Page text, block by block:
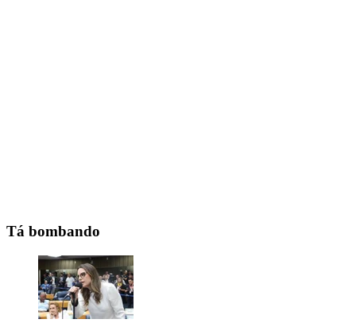
Tá bombando